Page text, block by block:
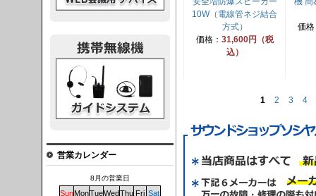
10W（電線管ネジ結合
方式）
価格： 31,600円（税
込）
価
1 2 3 4
営業カレンダー
8月の営業日
SunMonTueWedThu Fri Sat